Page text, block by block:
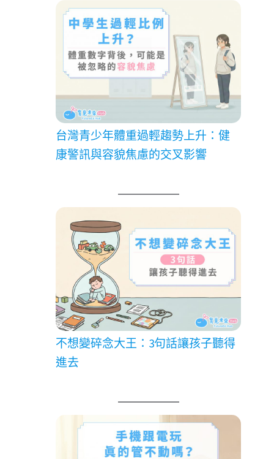
台灣青少年體重過輕趨勢上升：健
康警訊與容貌焦慮的交叉影響
不想變碎念大王：3句話讓孩子聽得
進去